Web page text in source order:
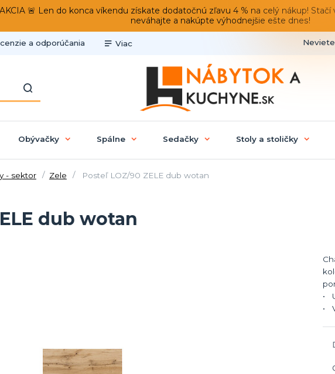
🚨 Len do konca víkendu získate dodatočnú zľavu 4 % na celý nákup!
neváhajte a nakúpte výhodnejšie ešte dnes!
a odporúčania Viac
Obývačky Spálne Sedačky Stoly a stoličky
- sektor Zele Posteľ LOZ/90 ZELE dub wotan
dub wotan
•
•